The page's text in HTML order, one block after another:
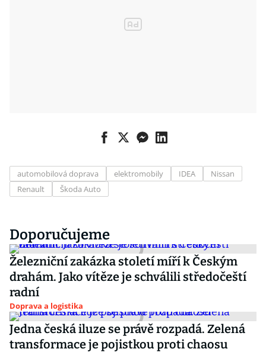
automobilová doprava elektromobily IDEA
Nissan
Renault
Škoda Auto
Doporučujeme
Železniční zakázka století míří k Českým
drahám. Jako vítěze je schválili středočeští
radní
Doprava a logistika
Jedna česká iluze se právě rozpadá. Zelená
transformace je pojistkou proti chaosu